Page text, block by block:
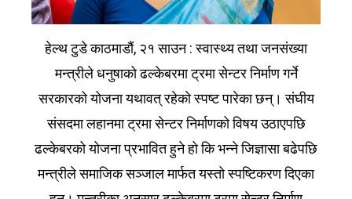
हेल्थ टुडे काठमाडौं, २१ साउन : स्वास्थ्य तथा जनसंख्या
मन्त्रीले धनुषाको ढल्केबरमा ट्रमा सेन्टर निर्माण गर्ने
सरकारको योजना यथावत् रहेको स्पष्ट पारेका छन्। संघीय
संसदमा लहानमा ट्रमा सेन्टर निर्माणको विषय उठाएपछि
ढल्केबरको योजना प्रभावित हुने हो कि भन्ने जिज्ञासा बढेपछि
मन्त्रीले समाजिक सञ्जाल मार्फत यस्तो स्पष्टिकरण दिएका